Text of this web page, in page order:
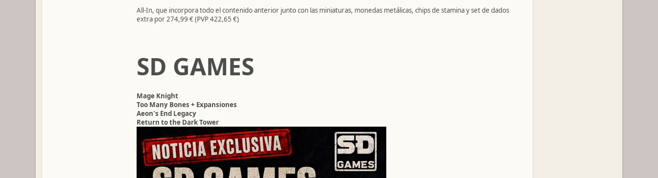
All-In, que incorpora todo el contenido anterior junto con las miniaturas, monedas metálicas, chips de stamina y set de dados
extra por 274,99 € (PVP 422,65 €)
SD GAMES
Mage Knight
Too Many Bones + Expansiones
Aeon's End Legacy
Return to the Dark Tower